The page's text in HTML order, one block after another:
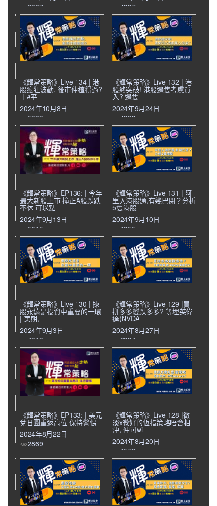
2387
4397
《輝常策略》Live 134 | 港
股瘋狂波動, 後市仲楂得過?
｜#平
2024年10月8日
5939
《輝常策略》Live 132 | 港
股終突破! 港股邊隻考慮買
入? 邊隻
2024年9月24日
4923
《輝常策略》EP136: | 今年
最大新股上市 撞正A股跌跌
不休 可以點
2024年9月13日
5015
《輝常策略》Live 131 | 阿
里入港股通,有幾巴閉？分析
5隻港股
2024年9月10日
1855
《輝常策略》Live 130 | 揀
股永遠是投資中重要的一環
| 美期,
2024年9月3日
4319
《輝常策略》Live 129 |買
拼多多變跌多多? 等埋英偉
達(NVDA
2024年8月27日
2894
《輝常策略》EP133: | 美元
兌日圓重返高位 保持警惕
2024年8月22日
2869
《輝常策略》Live 128 |微
淡x微好的恆指策略唔會相
沖, 仲可wi
2024年8月20日
1572